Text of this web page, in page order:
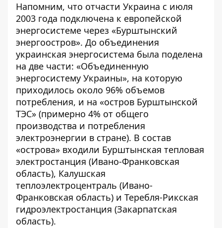
Напомним, что отчасти Украина с июля
2003 года подключена к европейской
энергосистеме через «Бурштынский
энергоостров». До объединения
украинская энергосистема была поделена
на две части: «Объединенную
энергосистему Украины», на которую
приходилось около 96% объемов
потребления, и на «остров Бурштынской
ТЭС» (примерно 4% от общего
производства и потребления
электроэнергии в стране). В состав
«острова» входили Бурштынская тепловая
электростанция (Ивано-Франковская
область), Калушская
теплоэлектроцентраль (Ивано-
Франковская область) и Теребля-Рикская
гидроэлектростанция (Закарпатская
область).